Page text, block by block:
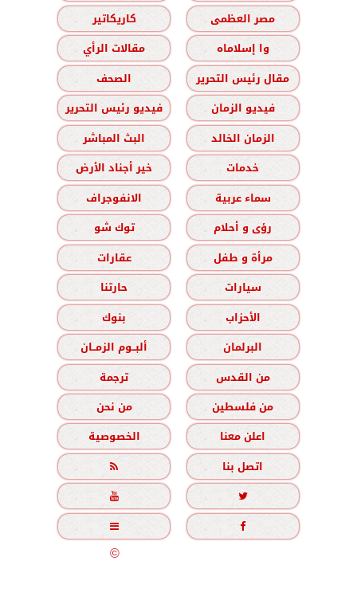
مصر العظمى
كاريكاتير
وا إسلاماه
مقالات الرأي
مقال رئيس التحرير
الصحف
فيديو الزمان
فيديو رئيس التحرير
الزمان الخالد
البث المباشر
خدمات
خير أجناد الأرض
سماء عربية
الانفوجراف
رؤى و أحلام
توك شو
مرأة و طفل
عقارات
سيارات
حارتنا
الأحزاب
بنوك
البرلمان
ألبــوم الزمــان
من القدس
ترجمة
من فلسطين
من نحن
اعلن معنا
الخصوصية
اتصل بنا





جميع الحقوق محفوظة©